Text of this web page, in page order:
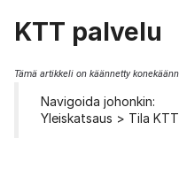
KTT palvelu
Tämä artikkeli on käännetty
Navigoida johonkin:
Yleiskatsaus > Tila